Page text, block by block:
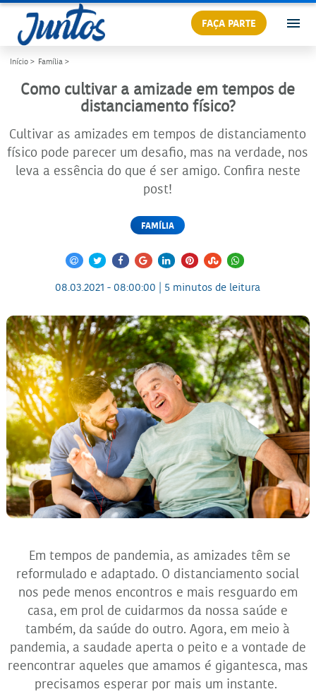
FAÇA PARTE
Início > Família >
Como cultivar a amizade em tempos de
distanciamento físico?
Cultivar as amizades em tempos de distanciamento
físico pode parecer um desafio, mas na verdade, nos
leva a essência do que é ser amigo. Confira neste
post!
FAMÍLIA
08.03.2021 - 08:00:00 | 5 minutos de leitura
Em tempos de pandemia, as amizades têm se
reformulado e adaptado. O distanciamento social
nos pede menos encontros e mais resguardo em
casa, em prol de cuidarmos da nossa saúde e
também, da saúde do outro. Agora, em meio à
pandemia, a saudade aperta o peito e a vontade de
reencontrar aqueles que amamos é gigantesca, mas
precisamos esperar por mais um instante.